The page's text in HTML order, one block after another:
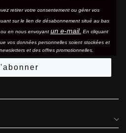
retirer votre consentement ou gérer vos
sur le lien de désabonnement situé au bas
en nous envoyant un e-mail. En cliquant
vos données personnelles soient stockées et
et des offres promotionnelles.